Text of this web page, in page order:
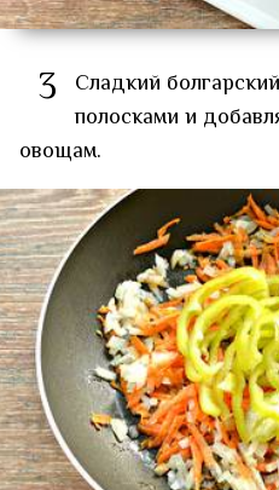
3
Сладкий
полосками и
овощам.